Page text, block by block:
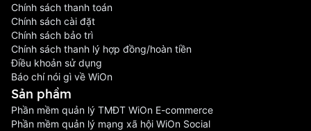
Chính sách thanh toán
Chính sách cài đặt
Chính sách bảo trì
Chính sách thanh lý hợp đồng/hoàn tiền
Điều khoản sử dụng
Báo chí nói gì về WiOn
Sản phầm
Phần mềm quản lý TMĐT WiOn E-commerce
Phần mềm quản lý mạng xã hội WiOn Social